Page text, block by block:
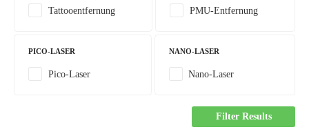
Tattooentfernung PMU-Entfernung
PICO-LASER
Pico-Laser
NANO-LASER
Nano-Laser
Filter Results